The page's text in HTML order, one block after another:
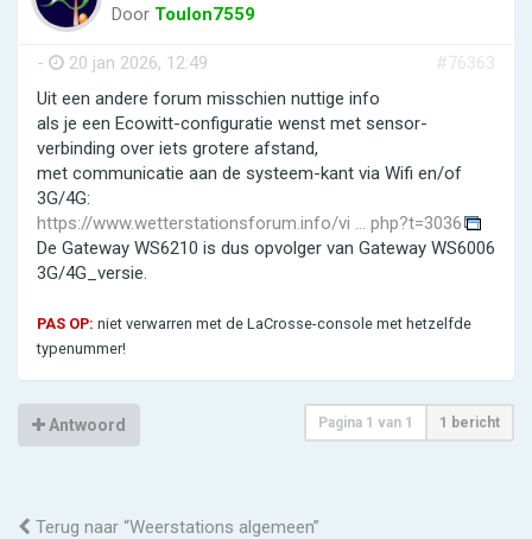
Door Toulon7559
- 20 jan 2026, 12:49
#76363
Uit een andere forum misschien nuttige info
als je een Ecowitt-configuratie wenst met sensor-
verbinding over iets grotere afstand,
met communicatie aan de systeem-kant via Wifi en/of
3G/4G:
https://www.wetterstationsforum.info/vi ... php?t=3036
De Gateway WS6210 is dus opvolger van Gateway WS6006
3G/4G_versie.
PAS OP: niet verwarren met de LaCrosse-console met hetzelfde
typenummer!
Antwoord Pagina 1 van 1 1 bericht
Terug naar “Weerstations algemeen”